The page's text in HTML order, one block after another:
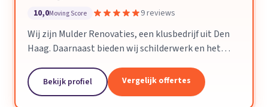
10,0Moving Score 9 reviews
Wij zijn Mulder Renovaties, een klusbedrijf uit Den
Haag. Daarnaast bieden wij schilderwerk en het
Bekijk profiel Vergelijk offertes